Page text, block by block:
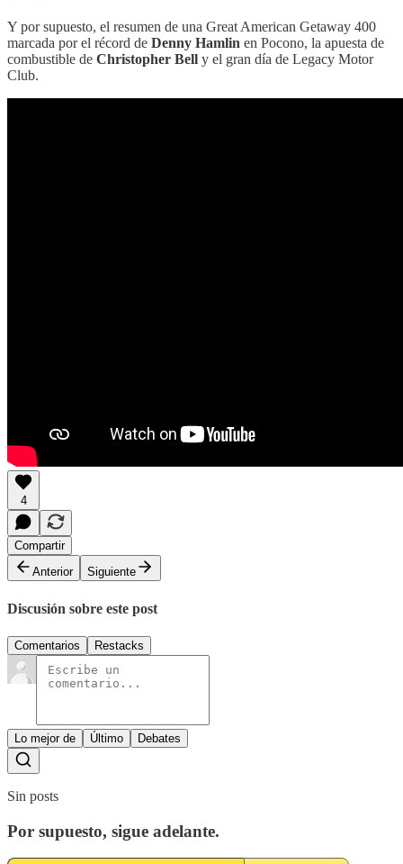
Y por supuesto, el resumen de una Great American Getaway 400
marcada por el récord de Denny Hamlin en Pocono, la apuesta de
combustible de Christopher Bell y el gran día de Legacy Motor
Club.
4
Compartir
Anterior
Siguiente
Discusión sobre este post
Comentarios Restacks
Lo mejor de Último Debates
Sin posts
Por supuesto, sigue adelante.